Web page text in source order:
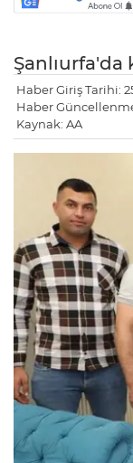
Haber Giriş Tarihi:
Haber
Kaynak: AA